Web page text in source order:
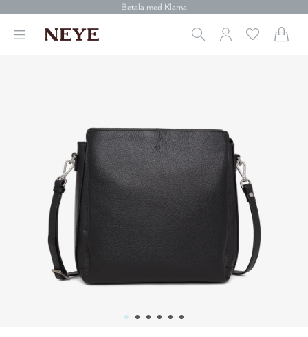
30 dagars retur
Betala med Klarna
Leverans 1-4 arbetsdagar